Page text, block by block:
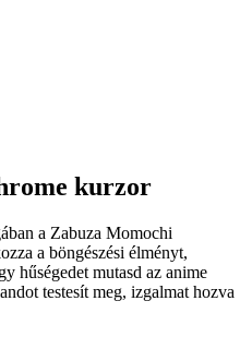
kurzor
a Zabuza Momochi
a böngészési élményt,
hűségedet mutasd az anime
testesít meg, izgalmat hozva